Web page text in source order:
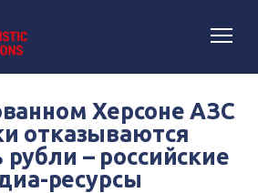
Херсоне АЗС
отказываются
– российские
ресурсы